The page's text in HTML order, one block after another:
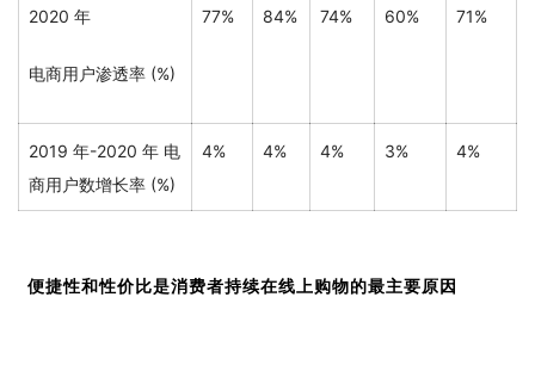
2020 年
电商用户渗透率 (%)
77% 84% 74% 60% 71%
2019 年-2020 年 电
商用户数增长率 (%)
4% 4% 4% 3% 4%
便捷性和性价比是消费者持续在线上购物的最主要原因